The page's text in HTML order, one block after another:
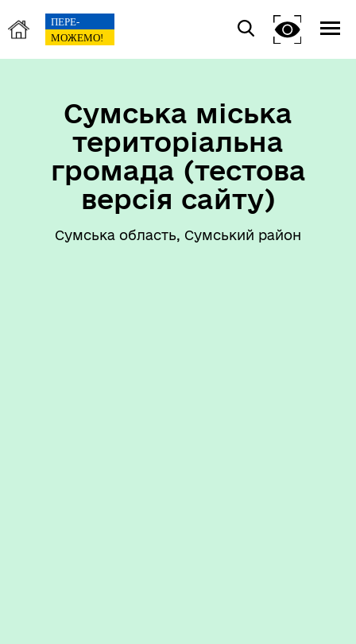
Сумська міська
територіальна
громада (тестова
версія сайту)
Сумська область, Сумський район